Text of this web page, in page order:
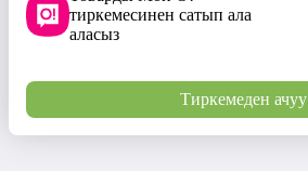
тиркемесинен сатып ала
аласыз
Тиркемеден ачуу